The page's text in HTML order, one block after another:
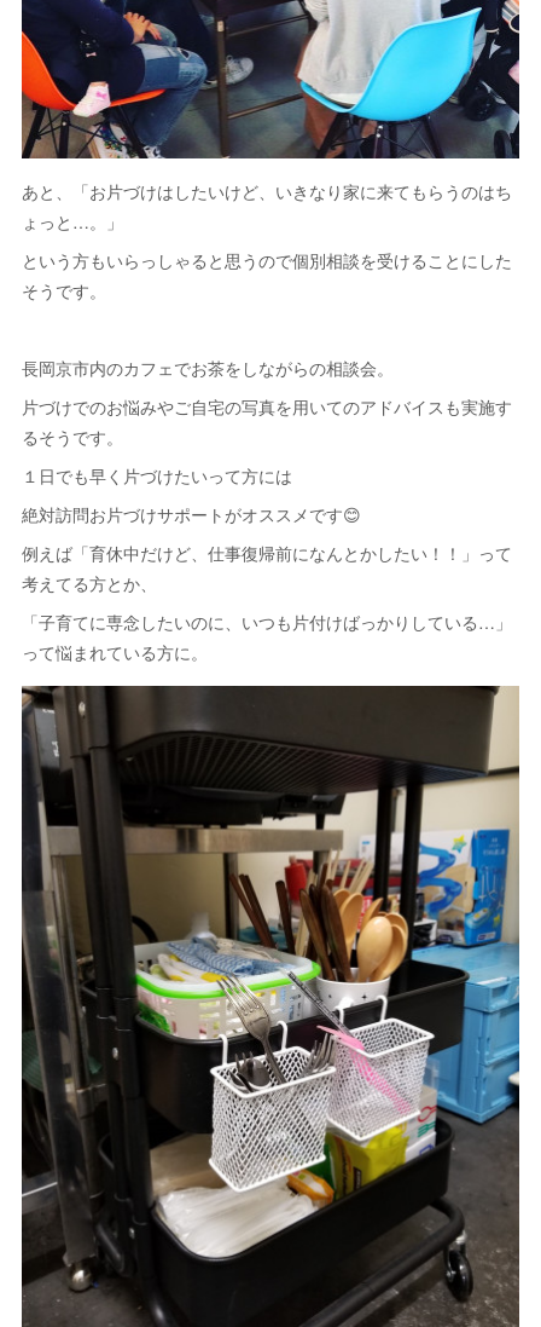
あと、「お片づけはしたいけど、いきなり家に来てもらうのはち
ょっと…。」
という方もいらっしゃると思うので個別相談を受けることにした
そうです。
長岡京市内のカフェでお茶をしながらの相談会。
片づけでのお悩みやご自宅の写真を用いてのアドバイスも実施す
るそうです。
１日でも早く片づけたいって方には
絶対訪問お片づけサポートがオススメです😊
例えば「育休中だけど、仕事復帰前になんとかしたい！！」って
考えてる方とか、
「子育てに専念したいのに、いつも片付けばっかりしている…」
って悩まれている方に。